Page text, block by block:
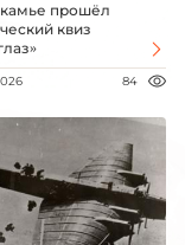
прошёл
квиз
84